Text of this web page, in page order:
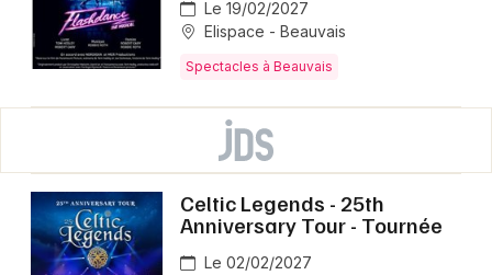
Le 19/02/2027
Elispace - Beauvais
Spectacles à Beauvais
Celtic Legends - 25th
Anniversary Tour - Tournée
Le 02/02/2027